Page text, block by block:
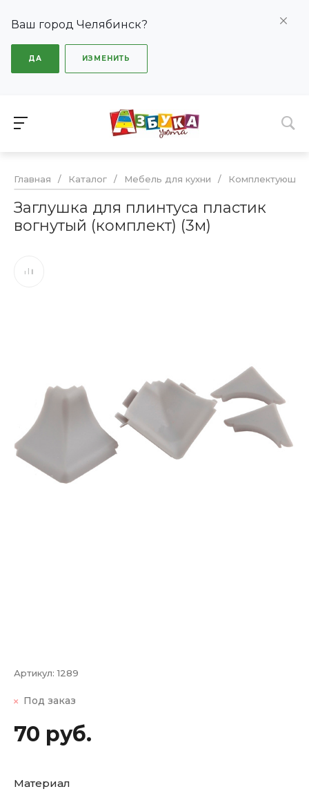
Ваш город Челябинск?
ДА ИЗМЕНИТЬ
Главная / Каталог / Мебель для кухни / Комплектующие
Заглушка для плинтуса пластик
вогнутый (комплект) (3м)
Артикул:1289
Под заказ
70 руб.
Материал